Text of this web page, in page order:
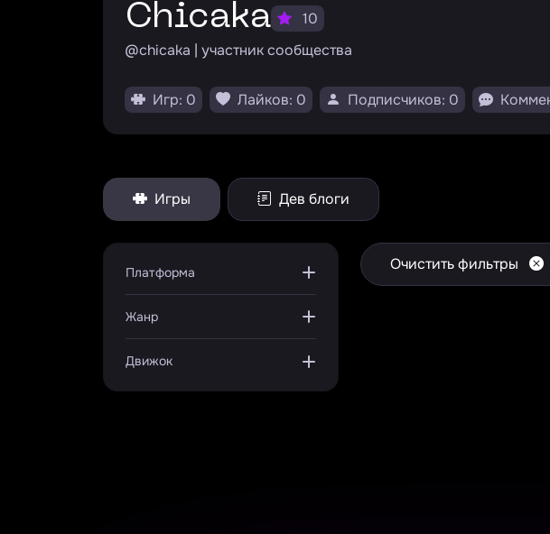
chicaka
10
@chicaka | участник сообщества
Игр: 0 Лайков: 0 Подписчиков: 0
Игры Дев блоги
Платформа
Жанр
Движок
Очистить фильтры